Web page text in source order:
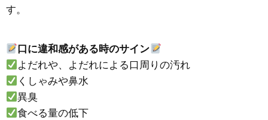
す。
口に違和感がある時のサイン
よだれや、よだれによる口周りの汚れ
くしゃみや鼻水
異臭
食べる量の低下